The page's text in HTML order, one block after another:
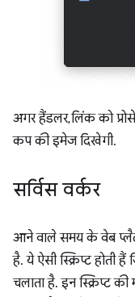
अगर हैंडलर, लिंक को
कप की इमेज दिखेगी.
सर्विस वर्कर
आने वाले समय के वेब
है. ये ऐसी स्क्रिप्ट होती
चलाता है. इन स्क्रिप्ट